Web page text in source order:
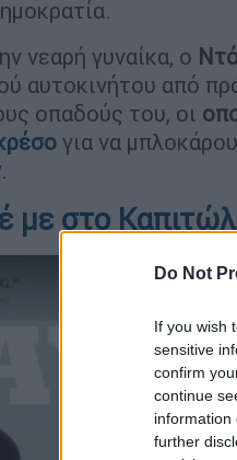
Do Not
If you wish
sensitive
confirm
continue
information
further
νεαρή γυναίκα, ο
αυτοκινήτου από
οπαδούς του, οι
για να
.
με στο